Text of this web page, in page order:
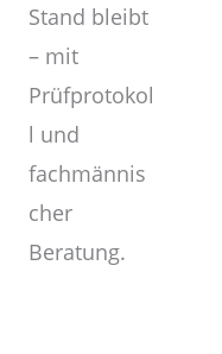
Stand bleibt
– mit
Prüfprotokol
l und
fachmännis
cher
Beratung.